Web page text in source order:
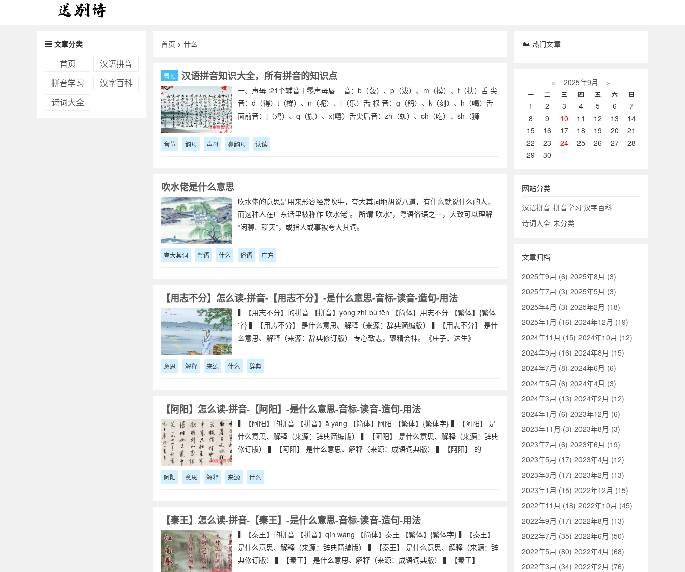
文章分类
首页
汉语拼音
拼音学习
汉字百科
诗词大全
首页 > 什么
置顶 汉语拼音知识大全，所有拼音的知识点
一、声母 :21个辅音＋零声母唇 音：b（菠）、p（沷）、m（摸）、f（扶）舌 尖
音：d（得）t（梯）、n（呢）、l（乐）舌 根 音：g（鸽）、k（刻）、h（喝）舌
面前音：j（鸡）、q（旗）、x(嘻）舌尖后音：zh（蜘）、ch（吃）、sh（狮
音节 韵母 声母 鼻韵母 认读
吹水佬是什么意思
吹水佬的意思是用来形容经常吹牛，夸大其词地胡说八道，有什么就说什么的人，
而这种人在广东话里被称作"吹水佬"。 所谓"吹水"，粤语俗语之一，大致可以理解
“闲聊、聊天”，或指人或事被夸大其词。
夸大其词 粤语 什么 俗语 广东
【用志不分】怎么读-拼音-【用志不分】-是什么意思-音标-读音-造句-用法
▍【用志不分】的拼音 【拼音】yòng zhì bù fēn 【简体】用志不分 【繁体】{繁体
字} ▍【用志不分】 是什么意思、解释（来源：辞典简编版） ▍【用志不分】 是什
么意思、解释（来源：辞典修订版） 专心致志，聚精会神。《庄子．达生》
意思 解释 来源 什么 辞典
【阿阳】怎么读-拼音-【阿阳】-是什么意思-音标-读音-造句-用法
▍【阿阳】的拼音 【拼音】ā yáng 【简体】阿阳 【繁体】{繁体字} ▍【阿阳】 是
什么意思、解释（来源：辞典简编版） ▍【阿阳】 是什么意思、解释（来源：辞典
修订版） ▍【阿阳】 是什么意思、解释（来源：成语词典版） ▍【阿阳】 的
阿阳 意思 解释 来源 什么
【秦王】怎么读-拼音-【秦王】-是什么意思-音标-读音-造句-用法
▍【秦王】的拼音 【拼音】qín wáng 【简体】秦王 【繁体】{繁体字} ▍【秦王】
是什么意思、解释（来源：辞典简编版） ▍【秦王】 是什么意思、解释（来源：辞
典修订版） ▍【秦王】 是什么意思、解释（来源：成语词典版） ▍【秦王】
热门文章
« 2025年9月 »
一 二 三 四 五 六 日
1 2 3 4 5 6
7
8
9 10 11 12 13
14
15
16 17 18 19 20
21
22
23 24 25 26 27
28
29
30
网站分类
汉语拼音 拼音学习 汉字百科
诗词大全 未分类
文章归档
2025年9月 (6) 2025年8月 (3)
2025年7月 (3) 2025年5月 (3)
2025年4月 (3) 2025年2月 (18)
2025年1月 (16) 2024年12月 (19)
2024年11月 (15) 2024年10月 (12)
2024年9月 (16) 2024年8月 (15)
2024年7月 (8) 2024年6月 (6)
2024年5月 (6) 2024年4月 (3)
2024年3月 (13) 2024年2月 (12)
2024年1月 (6) 2023年12月 (6)
2023年11月 (3) 2023年8月 (3)
2023年7月 (6) 2023年6月 (19)
2023年5月 (17) 2023年4月 (12)
2023年3月 (17) 2023年2月 (13)
2023年1月 (15) 2022年12月 (15)
2022年11月 (18) 2022年10月 (45)
2022年9月 (17) 2022年8月 (13)
2022年7月 (35) 2022年6月 (50)
2022年5月 (80) 2022年4月 (68)
2022年3月 (34) 2022年2月 (76)